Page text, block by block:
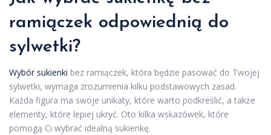
ramiączek odpowiednią do
sylwetki?
Wybór sukienki bez ramiączek, która będzie pasować do Twojej
sylwetki, wymaga zrozumienia kilku podstawowych zasad.
Każda figura ma swoje unikaty, które warto podkreślić, a także
elementy, które lepiej ukryć. Oto kilka wskazówek, które
pomogą Ci wybrać idealną sukienkę.